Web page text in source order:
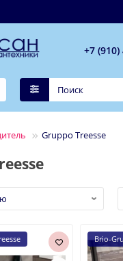
+7
Gruppo Treesse
Brio-